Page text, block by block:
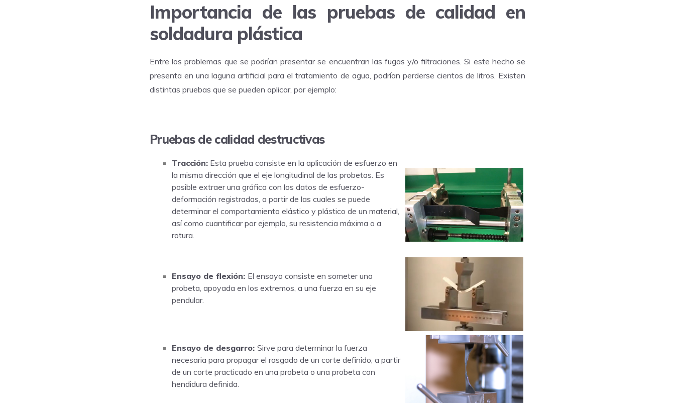
Importancia de las pruebas de calidad en
soldadura plástica
Entre los problemas que se podrían presentar se encuentran las fugas y/o filtraciones. Si este hecho se
presenta en una laguna artificial para el tratamiento de agua, podrían perderse cientos de litros. Existen
distintas pruebas que se pueden aplicar, por ejemplo:
Pruebas de calidad destructivas
Tracción: Esta prueba consiste en la aplicación de esfuerzo en
la misma dirección que el eje longitudinal de las probetas. Es
posible extraer una gráfica con los datos de esfuerzo-
deformación registradas, a partir de las cuales se puede
determinar el comportamiento elástico y plástico de un material,
así como cuantificar por ejemplo, su resistencia máxima o a
rotura.
Ensayo de flexión: El ensayo consiste en someter una
probeta, apoyada en los extremos, a una fuerza en su eje
pendular.
Ensayo de desgarro: Sirve para determinar la fuerza
necesaria para propagar el rasgado de un corte definido, a partir
de un corte practicado en una probeta o una probeta con
hendidura definida.